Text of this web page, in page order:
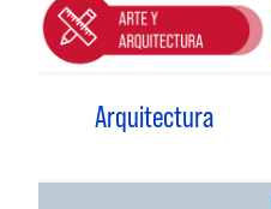
Arquitectura